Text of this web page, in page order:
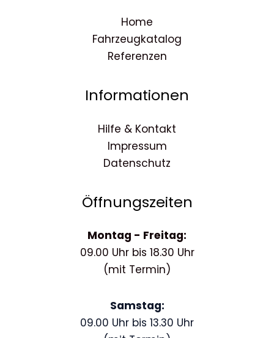
Home
Fahrzeugkatalog
Referenzen
Informationen
Hilfe & Kontakt
Impressum
Datenschutz
Öffnungszeiten
Montag - Freitag:
09.00 Uhr bis 18.30 Uhr
(mit Termin)
Samstag:
09.00 Uhr bis 13.30 Uhr